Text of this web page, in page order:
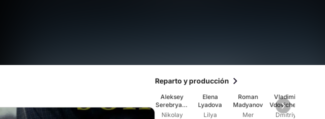
Reparto y producción
Aleksey
Serebryako
v
Nikolay
Elena
Lyadova
Lilya
Roman
Madyanov
Mer
Vladimir
Vdovichenk
ov
Dmitriy